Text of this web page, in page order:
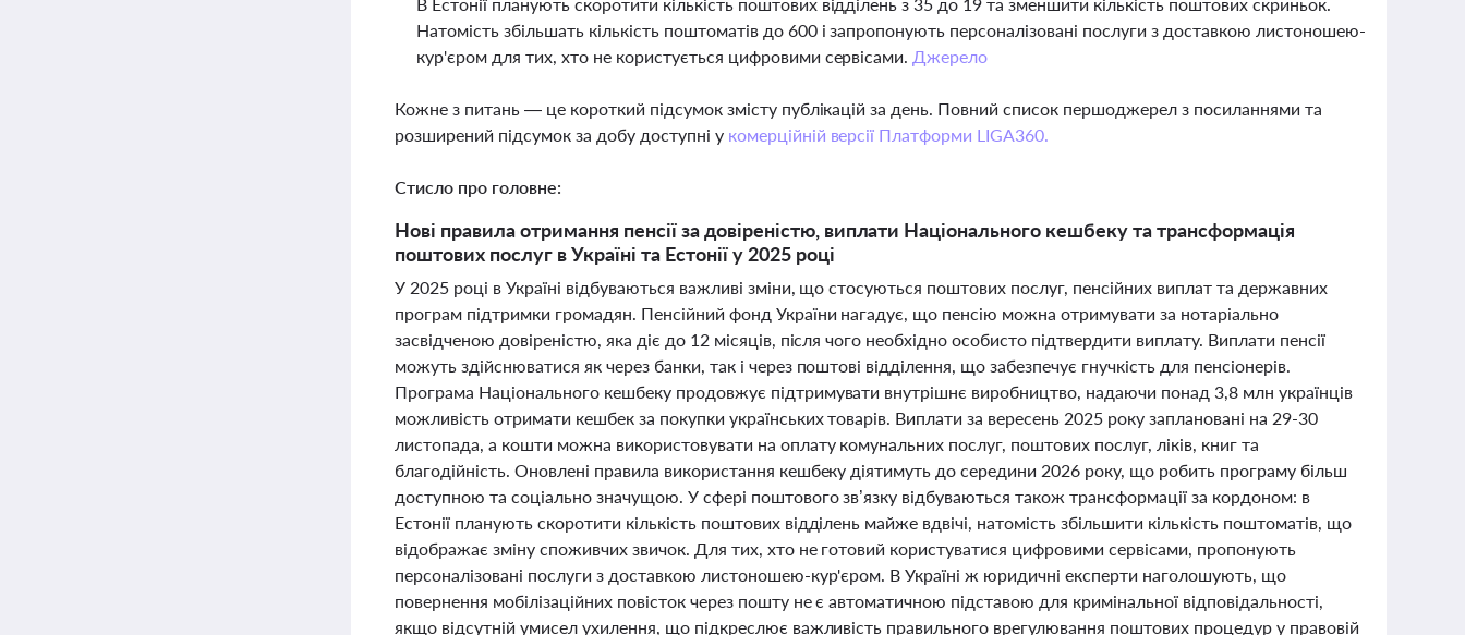
Натомість збільшать кількість поштоматів до 600 і запропонують персоналізовані послуги з доставкою листоношею-
кур'єром для тих, хто не користується цифровими сервісами. Джерело
Кожне з питань — це короткий підсумок змісту публікацій за день. Повний список першоджерел з посиланнями та
розширений підсумок за добу доступні у комерційній версії Платформи LIGA360.
Стисло про головне:
Нові правила отримання пенсії за довіреністю, виплати Національного кешбеку та трансформація
поштових послуг в Україні та Естонії у 2025 році
У 2025 році в Україні відбуваються важливі зміни, що стосуються поштових послуг, пенсійних виплат та державних
програм підтримки громадян. Пенсійний фонд України нагадує, що пенсію можна отримувати за нотаріально
засвідченою довіреністю, яка діє до 12 місяців, після чого необхідно особисто підтвердити виплату. Виплати пенсії
можуть здійснюватися як через банки, так і через поштові відділення, що забезпечує гнучкість для пенсіонерів.
Програма Національного кешбеку продовжує підтримувати внутрішнє виробництво, надаючи понад 3,8 млн українців
можливість отримати кешбек за покупки українських товарів. Виплати за вересень 2025 року заплановані на 29-30
листопада, а кошти можна використовувати на оплату комунальних послуг, поштових послуг, ліків, книг та
благодійність. Оновлені правила використання кешбеку діятимуть до середини 2026 року, що робить програму більш
доступною та соціально значущою. У сфері поштового зв’язку відбуваються також трансформації за кордоном: в
Естонії планують скоротити кількість поштових відділень майже вдвічі, натомість збільшити кількість поштоматів, що
відображає зміну споживчих звичок. Для тих, хто не готовий користуватися цифровими сервісами, пропонують
персоналізовані послуги з доставкою листоношею-кур'єром. В Україні ж юридичні експерти наголошують, що
повернення мобілізаційних повісток через пошту не є автоматичною підставою для кримінальної відповідальності,
якщо відсутній умисел ухилення, що підкреслює важливість правильного врегулювання поштових процедур у правовій